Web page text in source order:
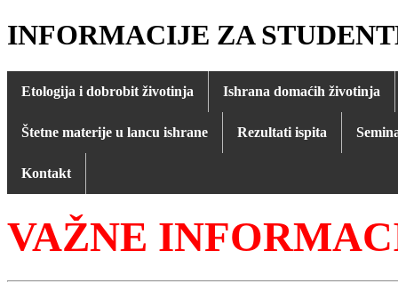
INFORMACIJE ZA
Etologija i dobrobit životinja Ishrana domaćih životinja
Štetne materije u lancu ishrane Rezultati ispita
Kontakt
Septembar 2017